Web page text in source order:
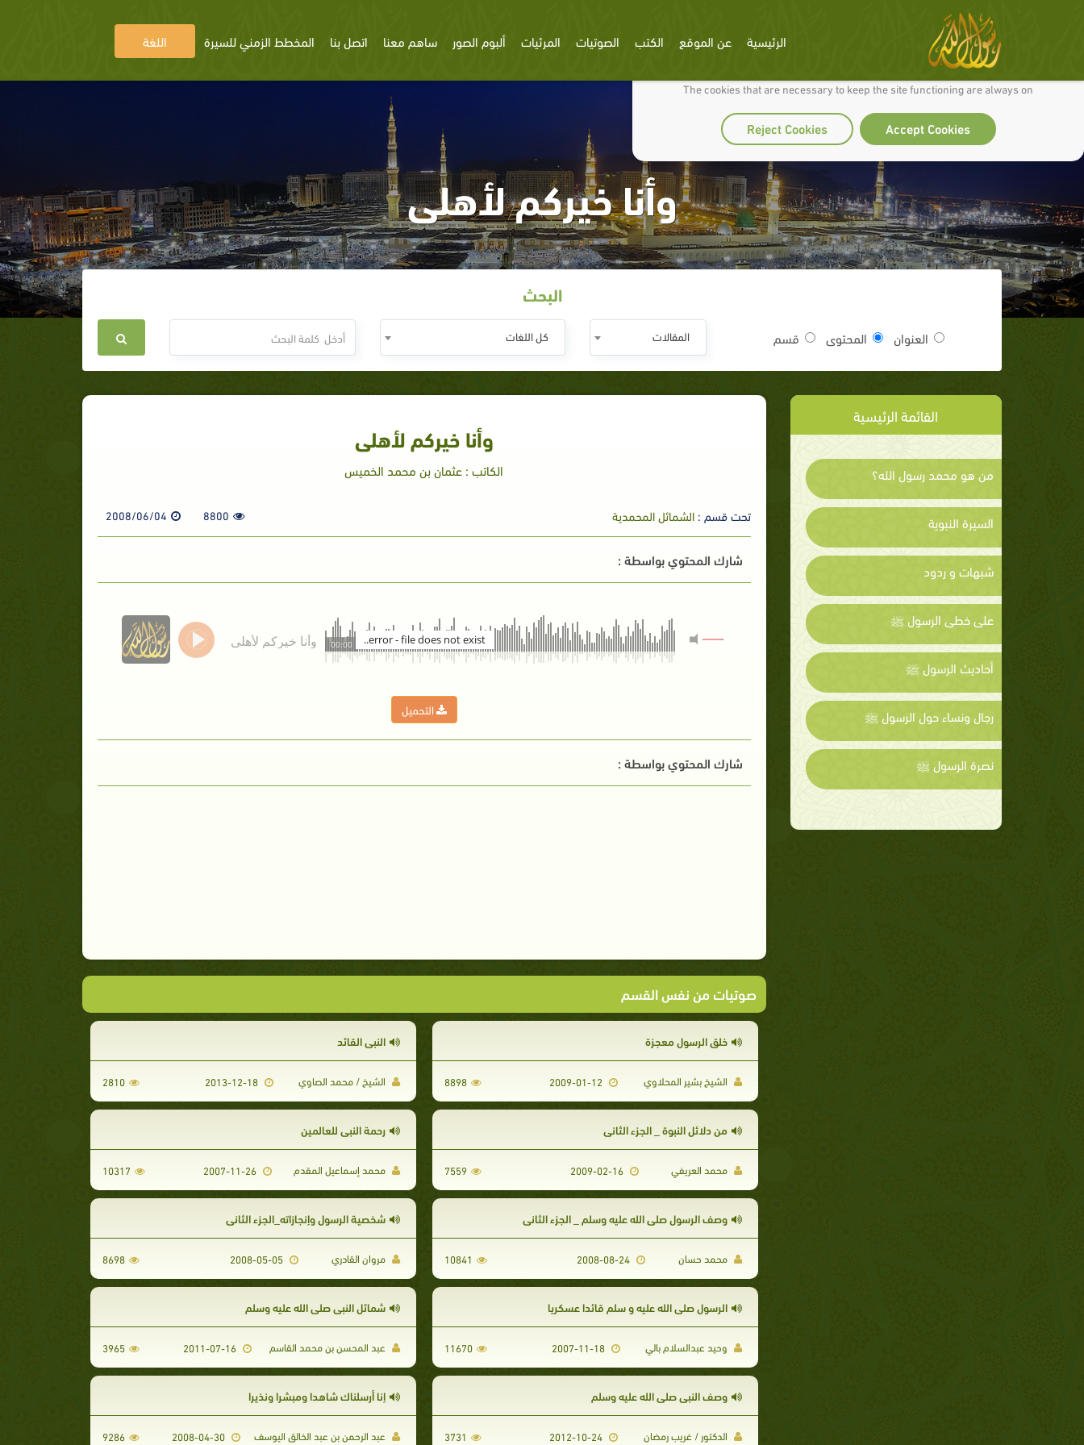
We use cookies to make our site work well for you and so we can continually improve it.
The cookies that are necessary to keep the site functioning are always on
Accept Cookies
Reject Cookies
الرئيسية عن الموقع الكتب الصوتيات المرئيات ألبوم الصور ساهم معنا اتصل بنا المخطط الزمني للسيرة اللغة
وأنا خيركم لأهلى
البحث
العنوان المحتوى قسم المقالات كل اللغات
القائمة الرئيسية
من هو محمد رسول الله؟
السيرة النبوية
شبهات و ردود
على خطى الرسول ﷺ
أحاديث الرسول ﷺ
رجال ونساء حول الرسول ﷺ
نصرة الرسول ﷺ
وأنا خيركم لأهلى
الكاتب : عثمان بن محمد الخميس
تحت قسم :الشمائل المحمدية 8800
2008/06/04
شارك المحتوي بواسطة :
وأنا خيركم لأهلى 00:00 error - file does not exist..
التحميل
شارك المحتوي بواسطة :
صوتيات من نفس القسم
خلق الرسول معجزة
الشيخ بشير المحلاوي 8898
النبي القائد
الشيخ / محمد الصاوي 2810
من دلائل النبوة _ الجزء الثاني
محمد العريفي 2009-02-16
7559
رحمة النبي للعالمين
محمد إسماعيل المقدم 2007-11-26
10317
وصف الرسول صلى الله عليه وسلم _ الجزء الثاني
محمد حسان 10841
شخصية الرسول وإنجازاته_الجزء الثاني
مروان القادري 8698
الرسول صلى الله عليه و سلم قائدا عسكريا
وحيد عبدالسلام بالي 11670
شمائل النبي صلى الله عليه وسلم
عبد المحسن بن محمد القاسم 3965
وصف النبي صلى الله عليه وسلم
الدكتور / غريب رمضان 3731
إنا أرسلناك شاهدا ومبشرا ونذيرا
عبد الرحمن بن عبد الخالق اليوسف 9286